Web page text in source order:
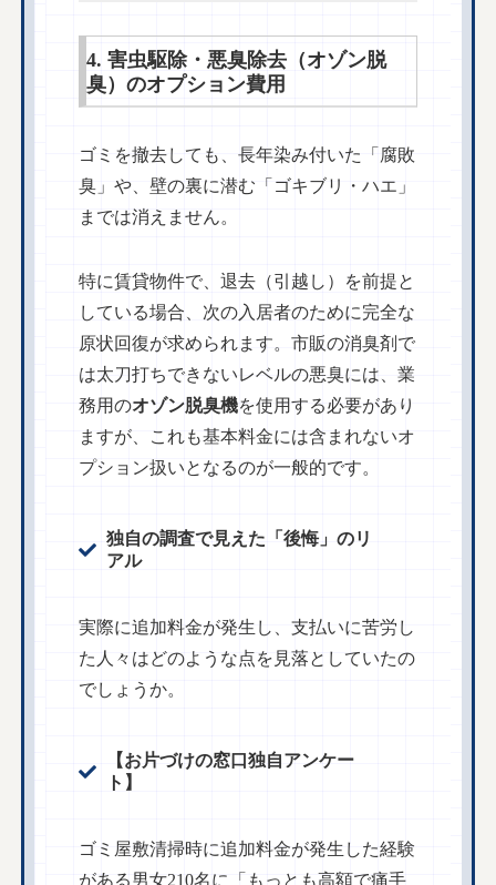
4. 害虫駆除・悪臭除去（オゾン脱
臭）のオプション費用
ゴミを撤去しても、長年染み付いた「腐敗
臭」や、壁の裏に潜む「ゴキブリ・ハエ」
までは消えません。
特に賃貸物件で、退去（引越し）を前提と
している場合、次の入居者のために完全な
原状回復が求められます。市販の消臭剤で
は太刀打ちできないレベルの悪臭には、業
務用のオゾン脱臭機を使用する必要があり
ますが、これも基本料金には含まれないオ
プション扱いとなるのが一般的です。
独自の調査で見えた「後悔」のリ
アル
実際に追加料金が発生し、支払いに苦労し
た人々はどのような点を見落としていたの
でしょうか。
【お片づけの窓口独自アンケー
ト】
ゴミ屋敷清掃時に追加料金が発生した経験
がある男女210名に「もっとも高額で痛手